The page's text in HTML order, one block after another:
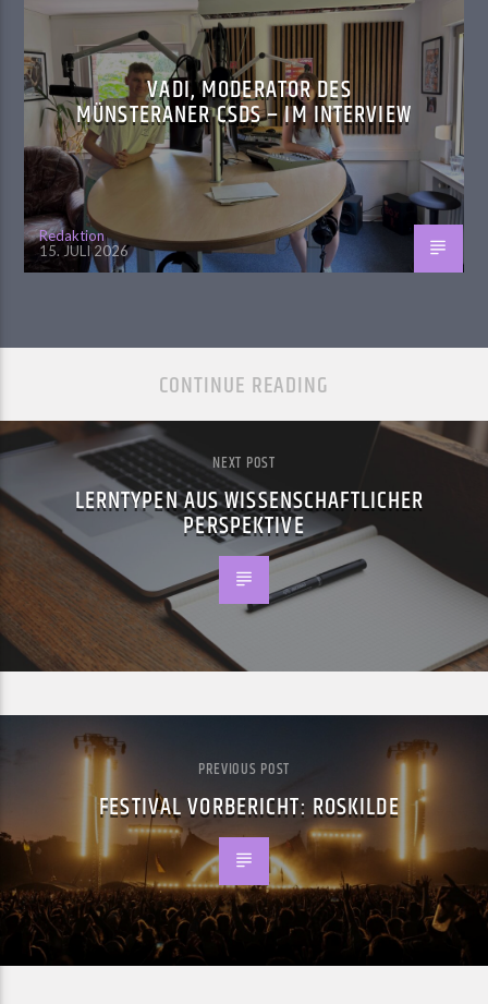
VADI, MODERATOR DES
MÜNSTERANER CSDS – IM INTERVIEW
Redaktion
15. JULI 2026
CONTINUE READING
NEXT POST
LERNTYPEN AUS WISSENSCHAFTLICHER
PERSPEKTIVE
PREVIOUS POST
FESTIVAL VORBERICHT: ROSKILDE